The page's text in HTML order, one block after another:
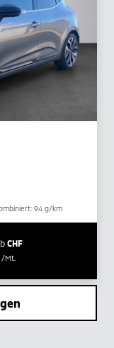
94 g/km
CHF
/Mt.